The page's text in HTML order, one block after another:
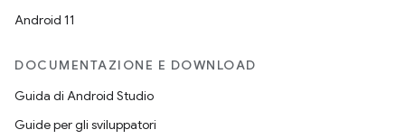
Android 11
DOCUMENTAZIONE E DOWNLOAD
Guida di Android Studio
Guide per gli sviluppatori